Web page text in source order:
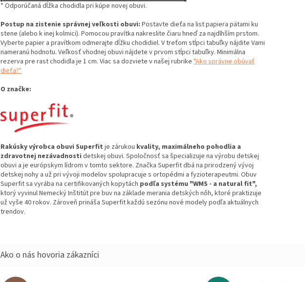
* Odporúčaná dĺžka chodidla pri kúpe novej obuvi.
Postup na zistenie správnej veľkosti obuvi: Postavte dieťa na list papiera pätami ku
stene (alebo k inej kolmici). Pomocou pravítka nakreslite čiaru hneď za najdlhším prstom.
Vyberte papier a pravítkom odmerajte dĺžku chodidiel. V treťom stĺpci tabuľky nájdite Vami
nameranú hodnotu. Veľkosť vhodnej obuvi nájdete v prvom stĺpci tabuľky. Minimálna
rezerva pre rast chodidla je 1 cm. Viac sa dozviete v našej rubrike "Ako správne obúvať
dieťa?"
O značke:
Rakúsky výrobca obuvi Superfit je zárukou kvality, maximálneho pohodlia a
zdravotnej nezávadnosti detskej obuvi. Spoločnosť sa špecializuje na výrobu detskej
obuvi a je európskym lídrom v tomto sektore. Značka Superfit dbá na prirodzený vývoj
detskej nohy a už pri vývoji modelov spolupracuje s ortopédmi a fyzioterapeutmi. Obuv
Superfit sa vyrába na certifikovaných kopytách podľa systému "WMS - a natural fit",
ktorý vyvinul Nemecký Inštitút pre buv na základe merania detských nôh, ktoré praktizuje
už vyše 40 rokov. Zároveň prináša Superfit každú sezónu nové modely podľa aktuálnych
trendov.